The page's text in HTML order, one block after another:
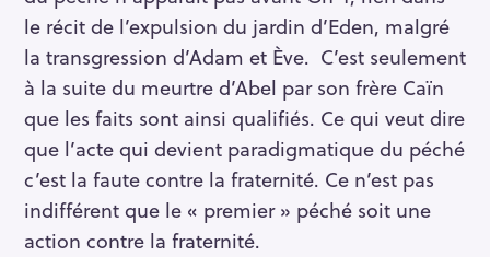
le récit de l’expulsion du jardin d’Eden, malgré
la transgression d’Adam et Ève. C’est seulement
à la suite du meurtre d’Abel par son frère Caïn
que les faits sont ainsi qualifiés. Ce qui veut dire
que l’acte qui devient paradigmatique du péché
c’est la faute contre la fraternité. Ce n’est pas
indifférent que le « premier » péché soit une
action contre la fraternité.